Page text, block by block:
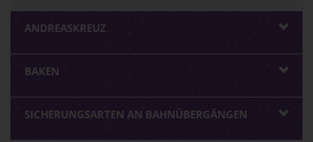
ANDREASKREUZ
BAKEN
SICHERUNGSARTEN AN BAHNÜBERGÄNGEN